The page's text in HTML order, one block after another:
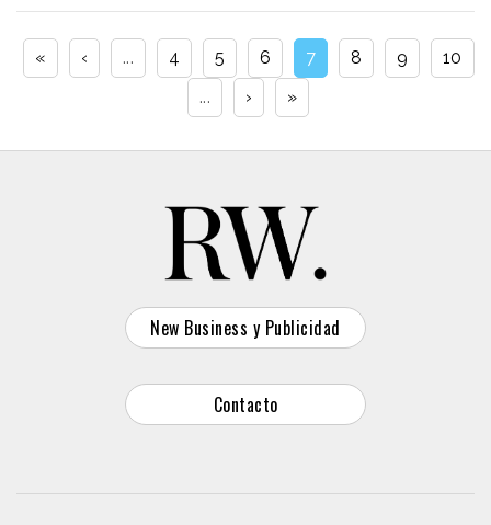
« ‹ ... 4 5 6 7 8 9
10
...
› »
New Business y Publicidad
Contacto